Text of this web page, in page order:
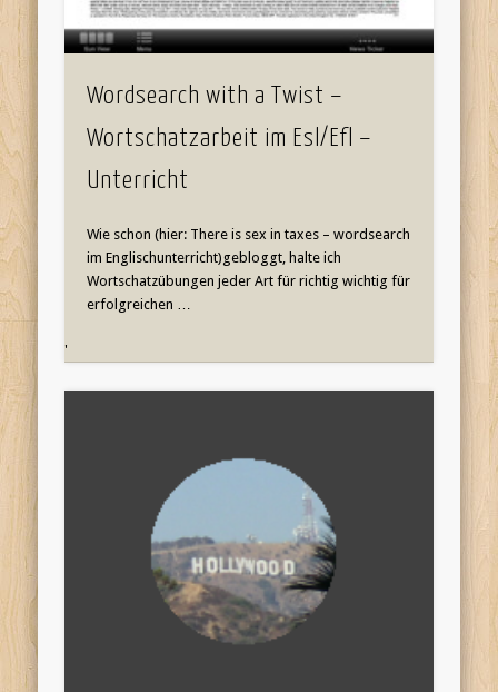
Wordsearch with a Twist –
Wortschatzarbeit im Esl/Efl –
Unterricht
Wie schon (hier: There is sex in taxes – wordsearch
im Englischunterricht)gebloggt, halte ich
Wortschatzübungen jeder Art für richtig wichtig für
erfolgreichen …
'